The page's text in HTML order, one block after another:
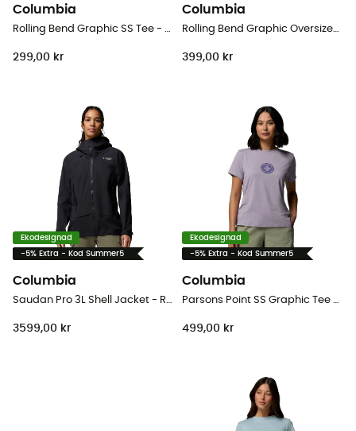
Columbia
Rolling Bend Graphic SS Tee - T-shirt - Dam
299,00 kr
Columbia
Rolling Bend Graphic Oversized Tee - T-shirt - Dam
399,00 kr
Ekodesignad
-5% Extra - Kod Summer5
Columbia
Saudan Pro 3L Shell Jacket - Regnjacka - Dam
3599,00 kr
Ekodesignad
-5% Extra - Kod Summer5
Columbia
Parsons Point SS Graphic Tee - T-shirt - Dam
499,00 kr